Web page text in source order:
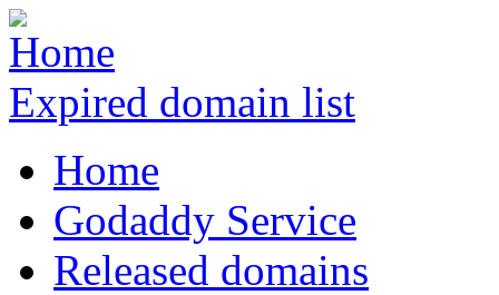
Expired domain list
Home
Godaddy Service
Released domains